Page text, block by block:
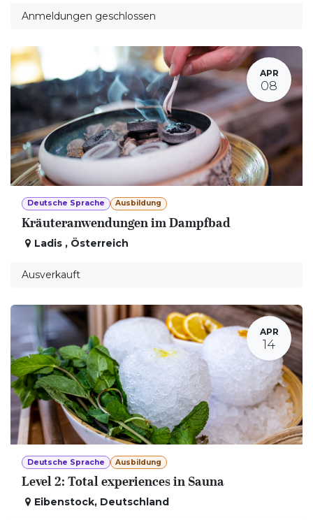
Anmeldungen geschlossen
APR
08
Deutsche Sprache Ausbildung
Kräuteranwendungen im Dampfbad
Ladis , Österreich
Ausverkauft
APR
14
Deutsche Sprache Ausbildung
Level 2: Total experiences in Sauna
Eibenstock, Deutschland